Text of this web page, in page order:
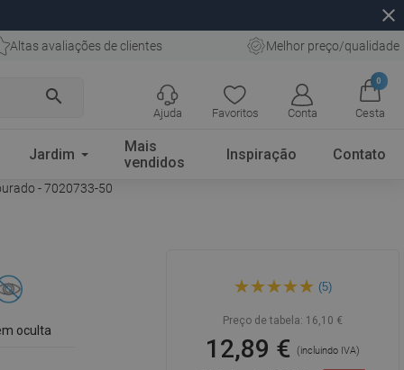
close
Altas avaliações de clientes Melhor preço/qualidade
search
Favoritos Conta
0
Cesta
Ajuda
Jardim
Mais
vendidos
Inspiração Contato
- 7020733-50
oculta
papel higiénico, dourado -
(5)
Preço de tabela: 16,10 €
12,89 €(incluindo IVA)